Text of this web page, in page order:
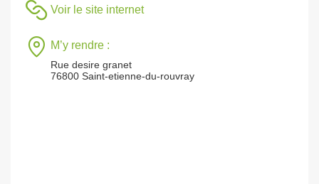
Voir le site internet
M’y rendre :
Rue desire granet
76800 Saint-etienne-du-rouvray